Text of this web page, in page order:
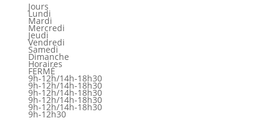
Jours
Lundi
Mardi
Mercredi
Jeudi
Vendredi
Samedi
Dimanche
Horaires
FERMÉ
9h-12h/14h-18h30
9h-12h/14h-18h30
9h-12h/14h-18h30
9h-12h/14h-18h30
9h-12h/14h-18h30
9h-12h30